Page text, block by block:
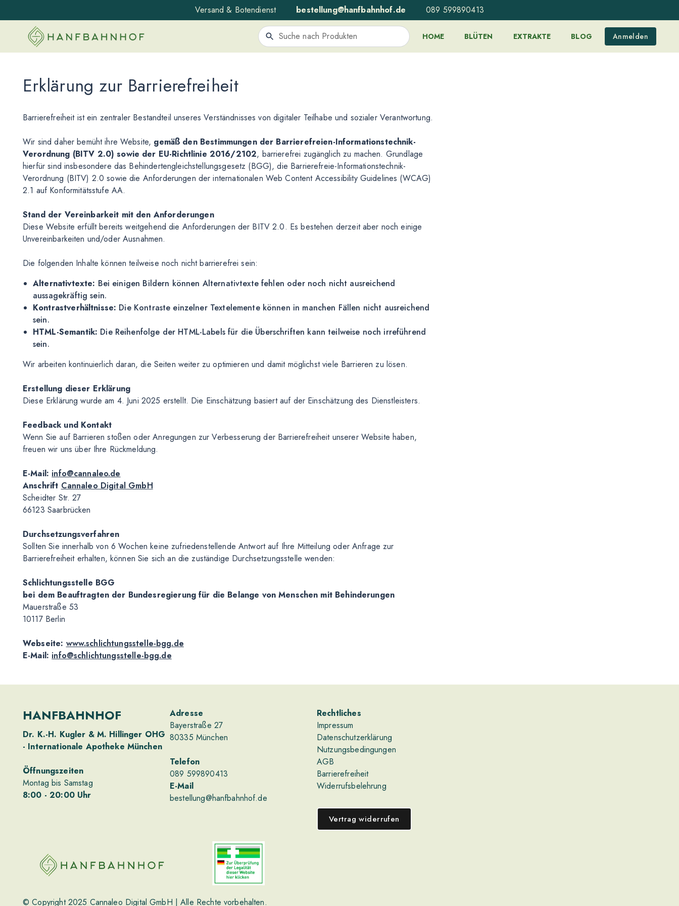
Versand & Botendienst bestellung@hanfbahnhof.de 089 599890413
HOME BLÜTEN EXTRAKTE BLOG Anmelden
Erklärung zur Barrierefreiheit
Barrierefreiheit ist ein zentraler Bestandteil unseres Verständnisses von digitaler Teilhabe und sozialer Verantwortung.
Wir sind daher bemüht ihre Website, gemäß den Bestimmungen der Barrierefreien-Informationstechnik-
Verordnung (BITV 2.0) sowie der EU-Richtlinie 2016/2102, barrierefrei zugänglich zu machen. Grundlage
hierfür sind insbesondere das Behindertengleichstellungsgesetz (BGG), die Barrierefreie-Informationstechnik-
Verordnung (BITV) 2.0 sowie die Anforderungen der internationalen Web Content Accessibility Guidelines (WCAG)
2.1 auf Konformitätsstufe AA.
Stand der Vereinbarkeit mit den Anforderungen
Diese Website erfüllt bereits weitgehend die Anforderungen der BITV 2.0. Es bestehen derzeit aber noch einige
Unvereinbarkeiten und/oder Ausnahmen.
Die folgenden Inhalte können teilweise noch nicht barrierefrei sein:
Alternativtexte: Bei einigen Bildern können Alternativtexte fehlen oder noch nicht ausreichend
aussagekräftig sein.
Kontrastverhältnisse: Die Kontraste einzelner Textelemente können in manchen Fällen nicht ausreichend
sein.
HTML-Semantik: Die Reihenfolge der HTML-Labels für die Überschriften kann teilweise noch irreführend
sein.
Wir arbeiten kontinuierlich daran, die Seiten weiter zu optimieren und damit möglichst viele Barrieren zu lösen.
Erstellung dieser Erklärung
Diese Erklärung wurde am 4. Juni 2025 erstellt. Die Einschätzung basiert auf der Einschätzung des Dienstleisters.
Feedback und Kontakt
Wenn Sie auf Barrieren stoßen oder Anregungen zur Verbesserung der Barrierefreiheit unserer Website haben,
freuen wir uns über Ihre Rückmeldung.
E-Mail: info@cannaleo.de
Anschrift Cannaleo Digital GmbH
Scheidter Str. 27
66123 Saarbrücken
Durchsetzungsverfahren
Sollten Sie innerhalb von 6 Wochen keine zufriedenstellende Antwort auf Ihre Mitteilung oder Anfrage zur
Barrierefreiheit erhalten, können Sie sich an die zuständige Durchsetzungsstelle wenden:
Schlichtungsstelle BGG
bei dem Beauftragten der Bundesregierung für die Belange von Menschen mit Behinderungen
Mauerstraße 53
10117 Berlin
Webseite: www.schlichtungsstelle-bgg.de
E-Mail: info@schlichtungsstelle-bgg.de
HANFBAHNHOF
Dr. K.-H. Kugler & M. Hillinger OHG
- Internationale Apotheke München
Öffnungszeiten
Montag bis Samstag
8:00 - 20:00Uhr
Adresse
Bayerstraße 27
80335 München
Telefon
089 599890413
E-Mail
bestellung@hanfbahnhof.de
Rechtliches
Impressum
Datenschutzerklärung
Nutzungsbedingungen
AGB
Barrierefreiheit
Widerrufsbelehrung
Vertrag widerrufen
© Copyright 2025 Cannaleo Digital GmbH | Alle Rechte vorbehalten.